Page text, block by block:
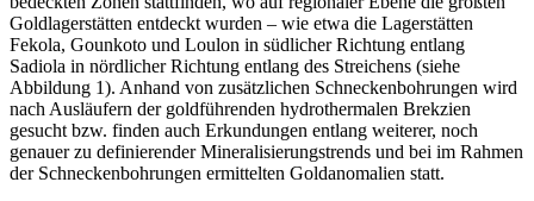
Goldlagerstätten entdeckt wurden – wie etwa die Lagerstätten
Fekola, Gounkoto und Loulon in südlicher Richtung entlang
Sadiola in nördlicher Richtung entlang des Streichens (siehe
Abbildung 1). Anhand von zusätzlichen Schneckenbohrungen wird
nach Ausläufern der goldführenden hydrothermalen Brekzien
gesucht bzw. finden auch Erkundungen entlang weiterer, noch
genauer zu definierender Mineralisierungstrends und bei im Rahmen
der Schneckenbohrungen ermittelten Goldanomalien statt.